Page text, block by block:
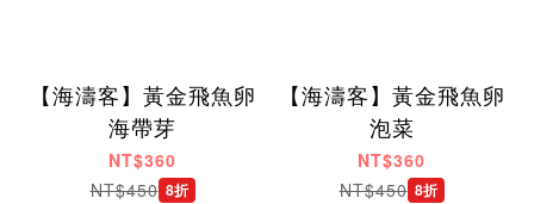
【海濤客】黃金飛魚卵
海帶芽
NT$360
NT$450 8折
【海濤客】黃金飛魚卵
泡菜
NT$360
NT$450 8折